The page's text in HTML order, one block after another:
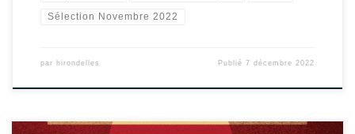
Sélection Novembre 2022
par hirondelles Publié7 décembre 2022